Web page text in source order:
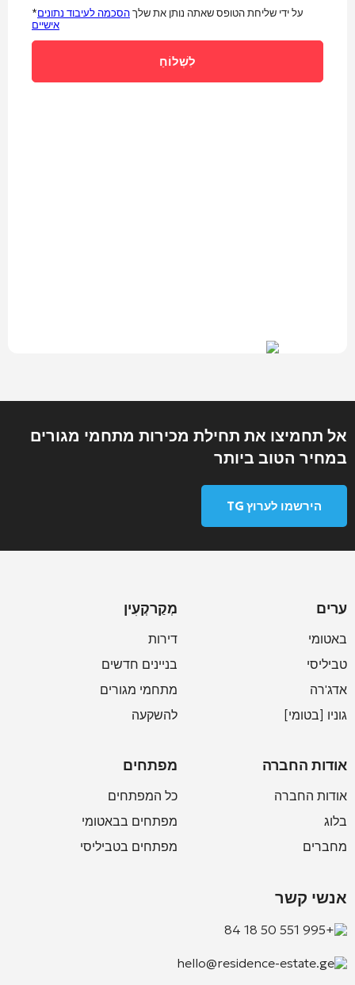
*על ידי שליחת הטופס שאתה נותן את שלךהסכמה לעיבוד נתונים
אישיים
אל תחמיצו את תחילת מכירות מתחמי מגורים
במחיר הטוב ביותר
הירשמו לערוץ TG
ערים
באטומי
טביליסי
אדג'רה
גוניו [בטומי]
אודות החברה
אודות החברה
בלוג
מחברים
מְקַרקְעִין
דירות
בניינים חדשים
מתחמי מגורים
להשקעה
מפתחים
כל המפתחים
מפתחים בבאטומי
מפתחים בטביליסי
אנשי קשר
+995 551 50 18 84
hello@residence-estate.ge